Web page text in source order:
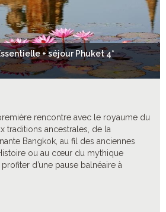
+ séjour Phuket 4*
rencontre avec le royaume du
traditions ancestrales, de la
Bangkok, au fil des anciennes
ou au cœur du mythique
d’une pause balnéaire à